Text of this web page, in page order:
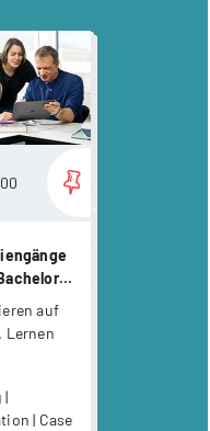
auf
Lernen
|
| Case
more...